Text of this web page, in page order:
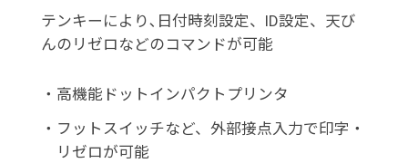
テンキーにより､日付時刻設定、ID設定、天び
んのリゼロなどのコマンドが可能
・ 高機能ドットインパクトプリンタ
・ フットスイッチなど、外部接点入力で印字・
リゼロが可能